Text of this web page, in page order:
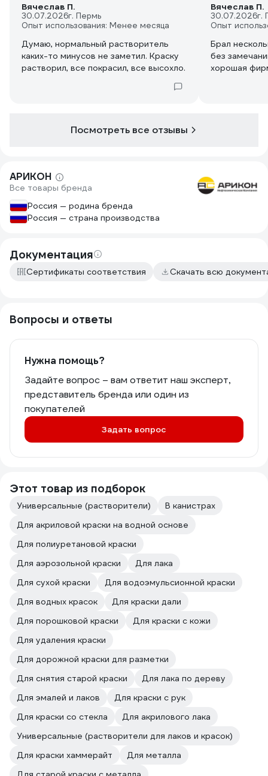
Вячеслав П.
30.07.2026г. Пермь
Опыт использования: Менее месяца
Думаю, нормальный растворитель
каких-то минусов не заметил. Краску
растворил, все покрасил, все высохло.
Вячеслав П.
30.07.2026г.
Опыт
Брал
без
хорошая
Посмотреть все отзывы
АРИКОН
Все товары бренда
Россия — родина бренда
Россия — страна производства
Документация
Сертификаты соответствия Скачать всю
Вопросы и ответы
Нужна помощь?
Задайте вопрос – вам ответит наш эксперт,
представитель бренда или один из
покупателей
Задать вопрос
Этот товар из подборок
Универсальные (растворители)
В канистрах
Для акриловой краски на водной основе
Для полиуретановой краски
Для аэрозольной краски
Для лака
Для сухой краски
Для водоэмульсионной краски
Для водных красок
Для краски дали
Для порошковой краски
Для краски с кожи
Для удаления краски
Для дорожной краски для разметки
Для снятия старой краски
Для лака по дереву
Для эмалей и лаков
Для краски с рук
Для краски со стекла
Для акрилового лака
Универсальные (растворители для лаков и красок)
Для краски хаммерайт
Для металла